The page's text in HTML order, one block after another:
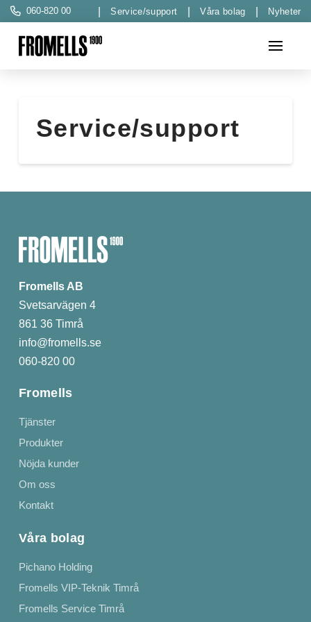
060-820 00 Service/support Våra bolag Nyheter
Service/support
Fromells AB
Svetsarvägen 4
861 36 Timrå
info@fromells.se
060-820 00
Fromells
Tjänster
Produkter
Nöjda kunder
Om oss
Kontakt
Våra bolag
Pichano Holding
Fromells VIP-Teknik Timrå
Fromells Service Timrå